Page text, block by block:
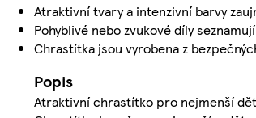
Atraktivní tvary a intenzivní barvy
Pohyblivé nebo zvukové díly
Chrastítka jsou vyrobena z
Popis
Atraktivní chrastítko pro nejmenší